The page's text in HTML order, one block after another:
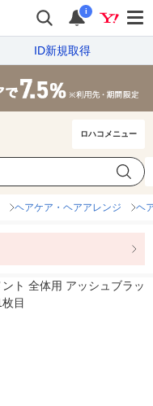
i
ID新規取得
ロハコメニュー
ヘアケア・ヘアアレンジ ヘ